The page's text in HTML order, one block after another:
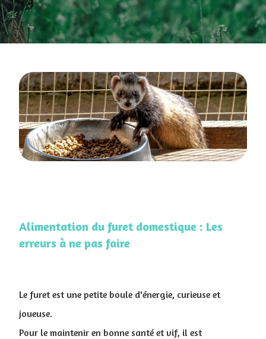
Alimentation du furet domestique : Les
erreurs à ne pas faire
​Le furet est une petite boule d'énergie, curieuse et
joueuse.
Pour le maintenir en bonne santé et vif, il est